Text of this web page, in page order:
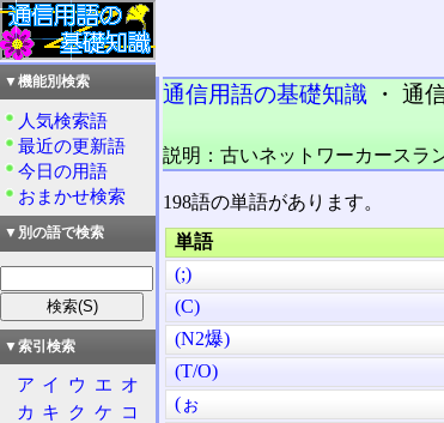
通信用語の基礎知識 ・ 通
説明：古いネットワーカースラ
198語の単語があります。
単語
(;)
(C)
(N2爆)
(T/O)
(ぉ
▼機能別検索
人気検索語
最近の更新語
今日の用語
おまかせ検索
▼別の語で検索
▼索引検索
ア イ ウ エ オ
カ キ ク ケ コ